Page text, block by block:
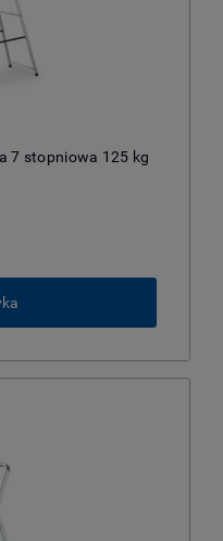
7 stopniowa 125 kg